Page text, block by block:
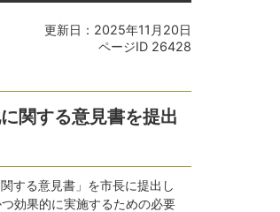
更新日：2025年11月20日
ページID 26428
関する意見書を提出
する意見書」を市長に提出し
効果的に実施するための必要